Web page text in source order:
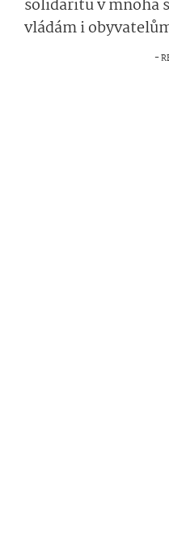
solidaritu v mnoha
vládám i